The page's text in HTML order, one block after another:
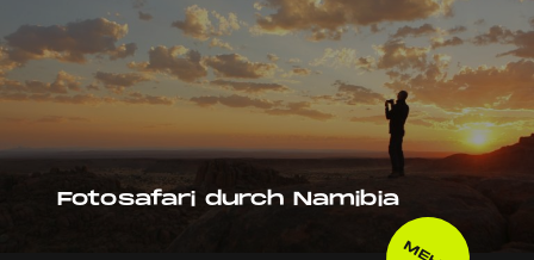
Fotosafari durch Namibia